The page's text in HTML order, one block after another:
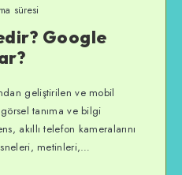
süresi
Google
geliştirilen ve mobil
tanıma ve bilgi
akıllı telefon kameralarını
metinleri,…